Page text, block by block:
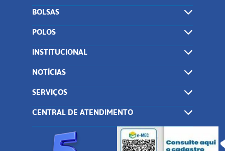
BOLSAS
POLOS
INSTITUCIONAL
NOTÍCIAS
SERVIÇOS
CENTRAL DE ATENDIMENTO